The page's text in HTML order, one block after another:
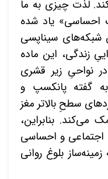
لذت چیزی به ما
احساسی» یاد شده
سیناپسی
زندگی، این ماده
نواحیِ زیر قشری
گفته پانکسپ و
سطحِ بالاتر مغز
می‌کند. بنابراین،
اجتماعی و احساسی
بلوغ روانی